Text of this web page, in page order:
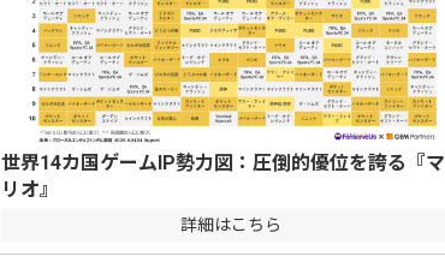
世界14カ国ゲームIP勢力図：圧倒的優位を誇る『マ
リオ』
詳細はこちら